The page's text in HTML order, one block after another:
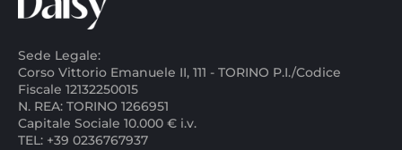
Sede Legale:
Corso Vittorio Emanuele II, 111 - TORINO P.I./Codice
Fiscale 12132250015
N. REA: TORINO 1266951
Capitale Sociale 10.000 € i.v.
TEL: +39 0236767937